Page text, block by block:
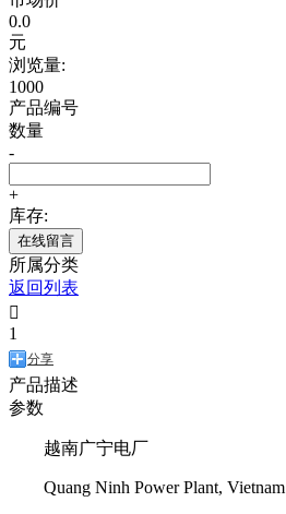
0.0
元
浏览量:
1000
产品编号
数量
-
+
库存:
在线留言
所属分类
返回列表

1
分享
产品描述
参数
越南广宁电厂
Quang Ninh Power Plant, Vietnam